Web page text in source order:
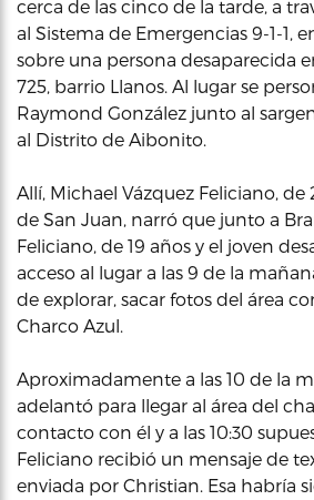
cerca de las cinco de la tarde, a
al Sistema de Emergencias 9-1-1,
sobre una persona desaparecida
725, barrio Llanos. Al lugar se
Raymond González junto al
al Distrito de Aibonito.
Allí, Michael Vázquez Feliciano, de
de San Juan, narró que junto a
Feliciano, de 19 años y el joven
acceso al lugar a las 9 de la
de explorar, sacar fotos del área
Charco Azul.
Aproximadamente a las 10 de la
adelantó para llegar al área del
contacto con él y a las 10:30
Feliciano recibió un mensaje de
enviada por Christian. Esa habría